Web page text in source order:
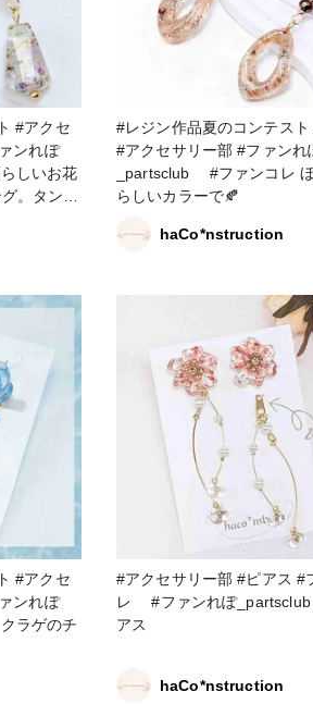
セ
しいお花
。タンブ
#レジン作品夏のコンテスト #ピア
#アクセサリー部 #ファンれぽ
_partsclub #ファンコレ
らしいカラーで🍂
haCo*nstruction
セ
ラゲのチ
#アクセサリー部 #ピアス #ファンコ
レ #ファンれぽ_partsclub 2wayピ
アス
haCo*nstruction